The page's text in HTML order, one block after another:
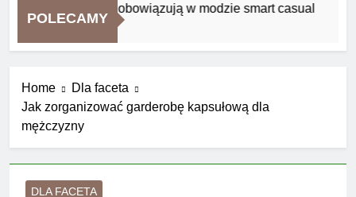
POLECAMY
Jakie zasady obowiązują w modzie smart casual
Home
Dla faceta
Jak zorganizować garderobę kapsułową dla
mężczyzny
DLA FACETA